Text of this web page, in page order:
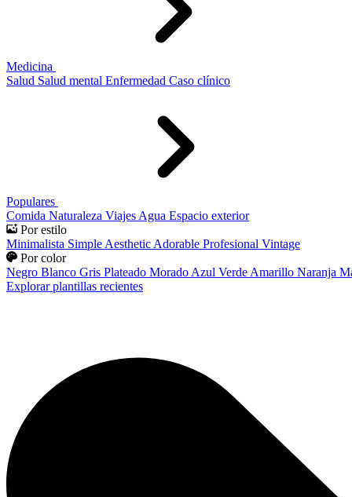
Medicina
Salud Salud mental Enfermedad Caso clínico
Populares
Comida Naturaleza Viajes Agua Espacio exterior
Por estilo
Minimalista Simple Aesthetic Adorable Profesional Vintage
Por color
Negro Blanco Gris Plateado Morado Azul Verde Amarillo Naranja
Explorar plantillas recientes